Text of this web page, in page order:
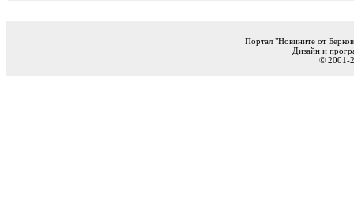
Портал "Новините от
Дизайн и
© 2001-